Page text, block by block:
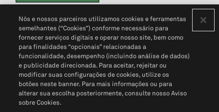
Política de PrivacidadePortal de privacidade do cliente (em inglês)
Não Venda Minhas Informações Pessoais© 2026 S&P Global
Nós e nossos parceiros utilizamos cookies e ferramentas
semelhantes (“Cookies”) conforme necessário para
fornecer serviços digitais e operar nosso site, bem como
para finalidades “opcionais” relacionadas a
funcionalidade, desempenho (incluindo análise de dados)
e publicidade direcionada. Para aceitar, rejeitar ou
modificar suas configurações de cookies, utilize os
botões neste banner. Para mais informações ou para
alterar sua escolha posteriormente, consulte nosso Aviso
sobre Cookies.